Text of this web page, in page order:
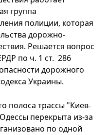
группа
полиции, которая
дорожно-
Решается вопрос
по ч. 1 ст. 286
дорожного
Украины.
полоса трассы "Киев-
перекрыта из-за
по одной